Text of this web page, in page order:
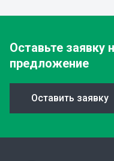
Оставьте заявку
предложение
Оставить заявку